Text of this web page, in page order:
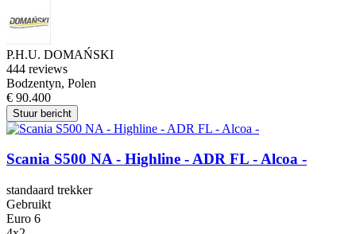
P.H.U. DOMAŃSKI
444 reviews
Bodzentyn, Polen
€ 90.400
Stuur bericht
Scania S500 NA - Highline - ADR FL - Alcoa -
standaard trekker
Gebruikt
Euro 6